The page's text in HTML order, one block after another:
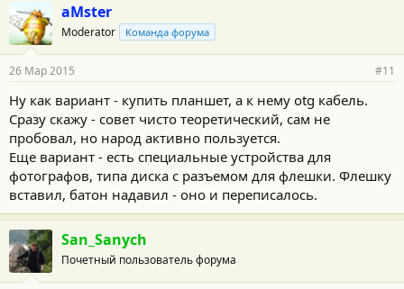
aMster
Moderator Команда форума
26 Мар 2015 #11
Ну как вариант - купить планшет, а к нему otg кабель.
Сразу скажу - совет чисто теоретический, сам не
пробовал, но народ активно пользуется.
Еще вариант - есть специальные устройства для
фотографов, типа диска с разъемом для флешки. Флешку
вставил, батон надавил - оно и переписалось.
San_Sanych
Почетный пользователь форума